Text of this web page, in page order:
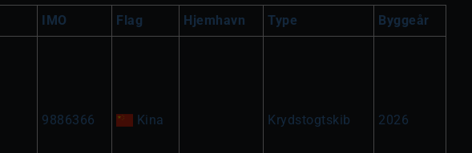
IMO Flag Hjemhavn Type Byggeår
9886366 Kina Krydstogtskib 2026